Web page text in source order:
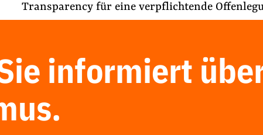
Transparency für eine verpflichtende
informiert